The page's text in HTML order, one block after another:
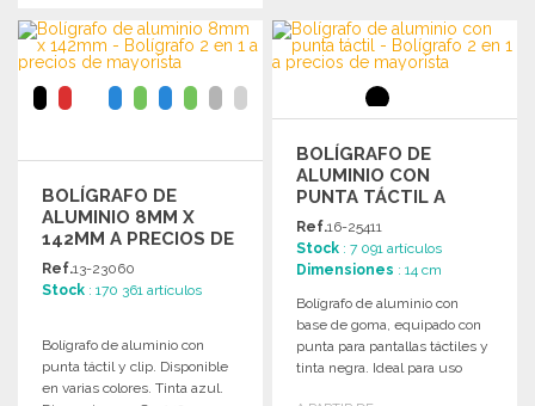
PEDIR
Solicitar un presupuesto
Solicitar un presupuesto
BOLÍGRAFO DE
ALUMINIO 8MM X
142MM A PRECIOS DE
MAYORISTA
Ref.13-23060
Stock : 170 361 artículos
Bolígrafo de aluminio con
punta táctil y clip. Disponible
en varias colores. Tinta azul.
BOLÍGRAFO DE
ALUMINIO CON
PUNTA TÁCTIL A
PRECIOS DE
MAYORISTA
Ref.16-25411
Stock : 7 091 artículos
Dimensiones : 14 cm
Bolígrafo de aluminio con
base de goma, equipado con
punta para pantallas táctiles y
tinta negra. Ideal para uso